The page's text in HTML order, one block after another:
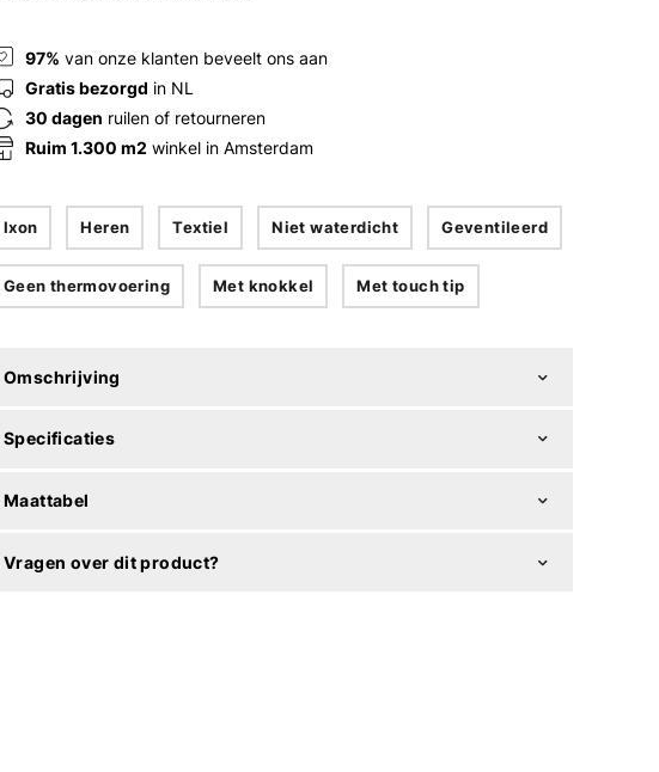
97% van onze klanten beveelt ons aan
Gratis bezorgd in NL
30 dagen ruilen of retourneren
Ruim 1.300 m2 winkel in Amsterdam
Ixon Heren Textiel Niet waterdicht Geventileerd
Geen thermovoering Met knokkel Met touch tip
Omschrijving
Specificaties
Maattabel
Vragen over dit product?